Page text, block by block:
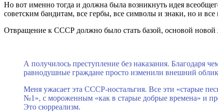
Но вот именно тогда и должна была возникнуть идея
советским бандитам, все гербы, все символы и знаки, но и
Отвращение к СССР должно было стать базой, основой новой
А получилось преступление без наказания. Благодаря
равнодушные граждане просто изменили внешний
Меня ужасает эта СССР-ностальгия. Все эти «старые
№1», с мороженным «как в старые добрые времена» и
Это сюрреализм.